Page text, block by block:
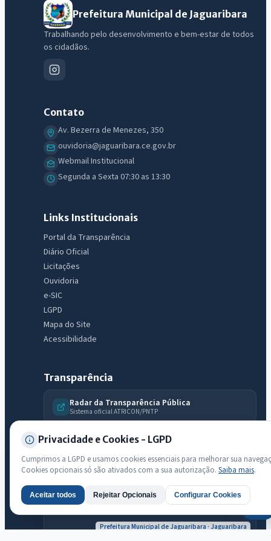
Prefeitura Municipal de Jaguaribara
Trabalhando pelo desenvolvimento e bem-estar de todos
os cidadãos.
Contato
Av. Bezerra de Menezes, 350
ouvidoria@jaguaribara.ce.gov.br
Webmail Institucional
Segunda a Sexta 07:30 as 13:30
Links Institucionais
Portal da Transparência
Diário Oficial
Licitações
Ouvidoria
e-SIC
LGPD
Mapa do Site
Acessibilidade
Transparência
Radar da Transparência Pública
Sistema oficial ATRICON/PNTP
Diagnóstico Atricon
Índice de transparência
Prefeitura Municipal de Jaguaribara · Jaguaribara
Privacidade e Cookies - LGPD
Cumprimos a LGPD e usamos cookies essenciais para melhorar sua
Cookies opcionais só são ativados com a sua autorização. Saiba mais.
Aceitar todos Rejeitar Opcionais Configurar Cookies
IntGest AI
Olá. Pergunte sobre serviços, notícias, legislação, Diário Oficial,
licitações, estrutura ou transparência do município.
Licitações abertas